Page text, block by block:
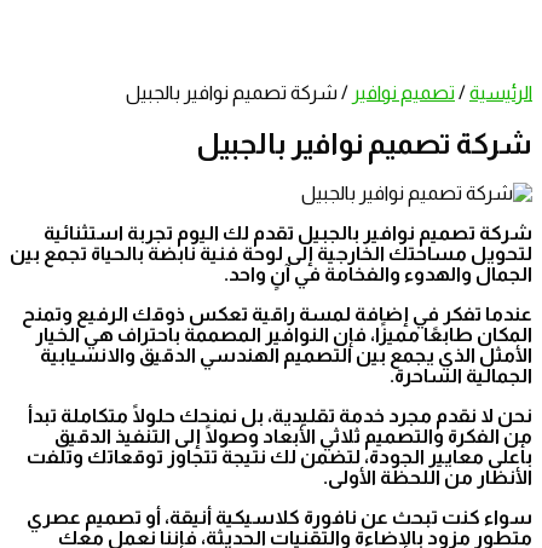
الرئيسية/ تصميم نوافير / شركة تصميم نوافير بالجبيل
شركة تصميم نوافير بالجبيل
شركة تصميم نوافير بالجبيل تقدم لك اليوم تجربة استثنائية
لتحويل مساحتك الخارجية إلى لوحة فنية نابضة بالحياة تجمع بين
الجمال والهدوء والفخامة في آنٍ واحد.
عندما تفكر في إضافة لمسة راقية تعكس ذوقك الرفيع وتمنح
المكان طابعًا مميزًا، فإن النوافير المصممة باحتراف هي الخيار
الأمثل الذي يجمع بين التصميم الهندسي الدقيق والانسيابية
الجمالية الساحرة.
نحن لا نقدم مجرد خدمة تقليدية، بل نمنحك حلولًا متكاملة تبدأ
من الفكرة والتصميم ثلاثي الأبعاد وصولًا إلى التنفيذ الدقيق
بأعلى معايير الجودة، لتضمن لك نتيجة تتجاوز توقعاتك وتلفت
الأنظار من اللحظة الأولى.
سواء كنت تبحث عن نافورة كلاسيكية أنيقة، أو تصميم عصري
متطور مزود بالإضاءة والتقنيات الحديثة، فإننا نعمل معك